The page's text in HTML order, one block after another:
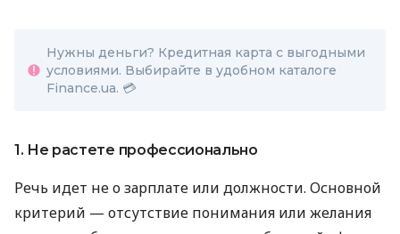
Нужны деньги? Кредитная карта с выгодными
условиями. Выбирайте в удобном каталоге
Finance.ua. 💳
1. Не растете профессионально
Речь идет не о зарплате или должности. Основной
критерий — отсутствие понимания или желания